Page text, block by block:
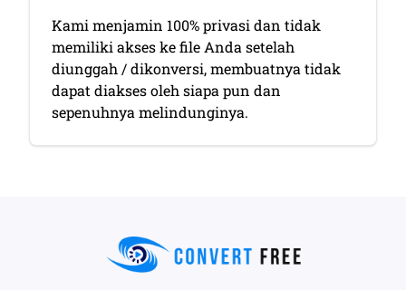
Kami menjamin 100% privasi dan tidak
memiliki akses ke file Anda setelah
diunggah / dikonversi, membuatnya tidak
dapat diakses oleh siapa pun dan
sepenuhnya melindunginya.